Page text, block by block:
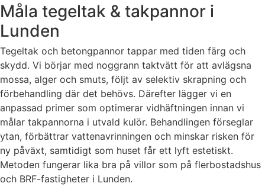
Måla tegeltak & takpannor i
Lunden
Tegeltak och betongpannor tappar med tiden färg och
skydd. Vi börjar med noggrann taktvätt för att avlägsna
mossa, alger och smuts, följt av selektiv skrapning och
förbehandling där det behövs. Därefter lägger vi en
anpassad primer som optimerar vidhäftningen innan vi
målar takpannorna i utvald kulör. Behandlingen förseglar
ytan, förbättrar vattenavrinningen och minskar risken för
ny påväxt, samtidigt som huset får ett lyft estetiskt.
Metoden fungerar lika bra på villor som på flerbostadshus
och BRF-fastigheter i Lunden.